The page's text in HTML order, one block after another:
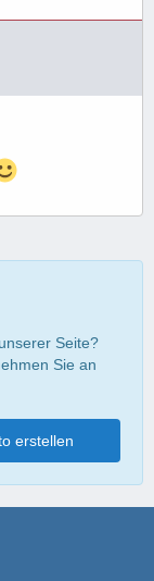
Seite?
Sie an
erstellen